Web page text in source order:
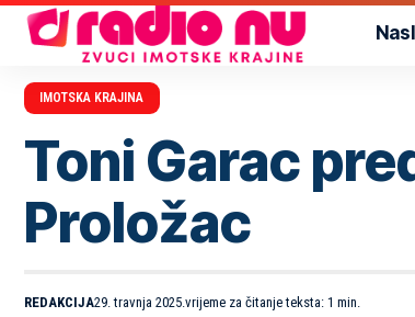
IMOTSKA KRAJINA
Toni Garac
Proložac
REDAKCIJA29. travnja 2025. vrijeme za čitanje teksta: 1 min.